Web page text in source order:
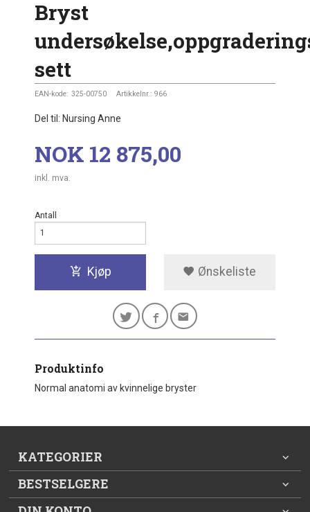
Bryst
sett
EAN-kode: 325-00750 Artikkelnr.: 966
Del til: Nursing Anne
Pris
NOK 12 875,00
inkl. mva.
Antall
Kjøp Ønskeliste
Produktinfo
Normal anatomi av kvinnelige bryster
KATEGORIER
BESTSELGERE